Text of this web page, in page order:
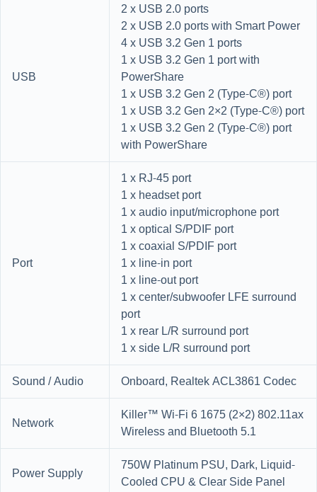
USB
2 x USB 2.0 ports
2 x USB 2.0 ports with Smart Power
4 x USB 3.2 Gen 1 ports
1 x USB 3.2 Gen 1 port with
PowerShare
1 x USB 3.2 Gen 2 (Type-C®) port
1 x USB 3.2 Gen 2×2 (Type-C®) port
1 x USB 3.2 Gen 2 (Type-C®) port
with PowerShare
Port
1 x RJ-45 port
1 x headset port
1 x audio input/microphone port
1 x optical S/PDIF port
1 x coaxial S/PDIF port
1 x line-in port
1 x line-out port
1 x center/subwoofer LFE surround
port
1 x rear L/R surround port
1 x side L/R surround port
Sound / Audio
Onboard, Realtek ACL3861 Codec
Network
Killer™ Wi-Fi 6 1675 (2×2) 802.11ax
Wireless and Bluetooth 5.1
Power Supply
750W Platinum PSU, Dark, Liquid-
Cooled CPU & Clear Side Panel